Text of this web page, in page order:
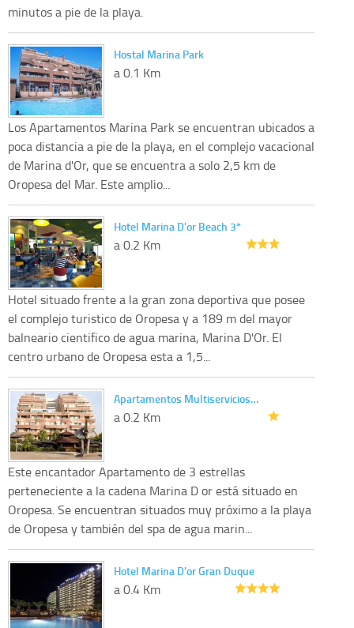
minutos a pie de la playa.
Hostal Marina Park
a 0.1 Km
Los Apartamentos Marina Park se encuentran ubicados a
poca distancia a pie de la playa, en el complejo vacacional
de Marina d'Or, que se encuentra a solo 2,5 km de
Oropesa del Mar. Este amplio...
Hotel Marina D'or Beach 3*
a 0.2 Km
Hotel situado frente a la gran zona deportiva que posee
el complejo turistico de Oropesa y a 189 m del mayor
balneario cientifico de agua marina, Marina D'Or. El
centro urbano de Oropesa esta a 1,5...
Apartamentos Multiservicios…
a 0.2 Km
Este encantador Apartamento de 3 estrellas
perteneciente a la cadena Marina D or está situado en
Oropesa. Se encuentran situados muy próximo a la playa
de Oropesa y también del spa de agua marin...
Hotel Marina D'or Gran Duque
a 0.4 Km